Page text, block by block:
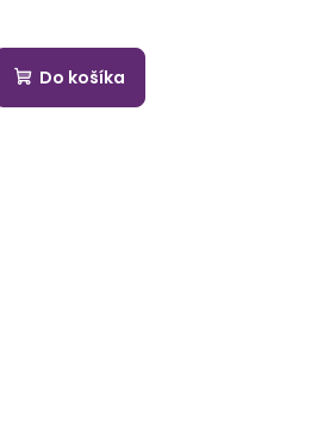
Do košíka